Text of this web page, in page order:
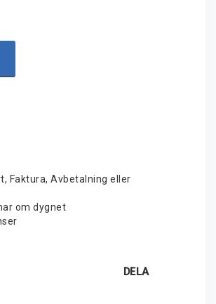
Faktura, Avbetalning eller
om dygnet
DELA